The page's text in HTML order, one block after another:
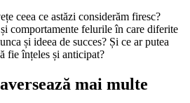
ceea ce astăzi considerăm firesc?
comportamente felurile în care diferite
și ideea de succes? Și ce ar putea
fie înțeles și anticipat?
mai multe